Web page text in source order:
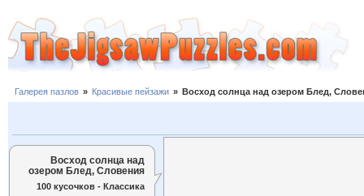
Галерея пазлов » Красивые пейзажи » Восход солнца над озером Блед,
Восход солнца над
озером Блед, Словения
100 кусочков - Классика